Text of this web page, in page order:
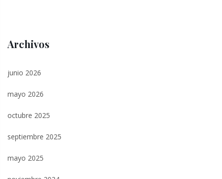
Archivos
junio 2026
mayo 2026
octubre 2025
septiembre 2025
mayo 2025